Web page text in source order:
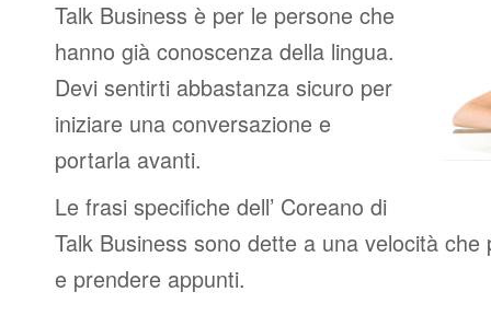
Talk Business è per le persone che
hanno già conoscenza della lingua.
Devi sentirti abbastanza sicuro per
iniziare una conversazione e
portarla avanti.
Le frasi specifiche dell’ Coreano di
Talk Business sono dette a una velocità
e prendere appunti.